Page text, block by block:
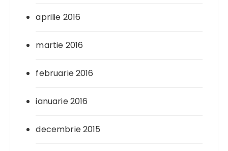
aprilie 2016
martie 2016
februarie 2016
ianuarie 2016
decembrie 2015